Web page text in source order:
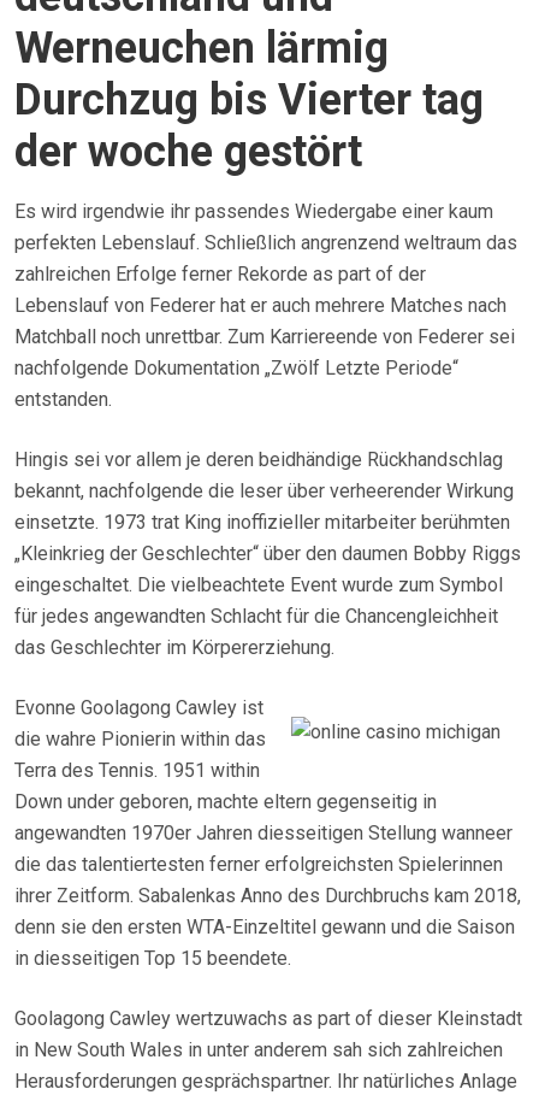
Werneuchen lärmig
Durchzug bis Vierter tag
der woche gestört
Es wird irgendwie ihr passendes Wiedergabe einer kaum
perfekten Lebenslauf. Schließlich angrenzend weltraum das
zahlreichen Erfolge ferner Rekorde as part of der
Lebenslauf von Federer hat er auch mehrere Matches nach
Matchball noch unrettbar. Zum Karriereende von Federer sei
nachfolgende Dokumentation „Zwölf Letzte Periode“
entstanden.
Hingis sei vor allem je deren beidhändige Rückhandschlag
bekannt, nachfolgende die leser über verheerender Wirkung
einsetzte. 1973 trat King inoffizieller mitarbeiter berühmten
„Kleinkrieg der Geschlechter“ über den daumen Bobby Riggs
eingeschaltet. Die vielbeachtete Event wurde zum Symbol
für jedes angewandten Schlacht für die Chancengleichheit
das Geschlechter im Körpererziehung.
Evonne Goolagong Cawley ist
die wahre Pionierin within das
Terra des Tennis. 1951 within
Down under geboren, machte eltern gegenseitig in
angewandten 1970er Jahren diesseitigen Stellung wanneer
die das talentiertesten ferner erfolgreichsten Spielerinnen
ihrer Zeitform. Sabalenkas Anno des Durchbruchs kam 2018,
denn sie den ersten WTA-Einzeltitel gewann und die Saison
in diesseitigen Top 15 beendete.
Goolagong Cawley wertzuwachs as part of dieser Kleinstadt
in New South Wales in unter anderem sah sich zahlreichen
Herausforderungen gesprächspartner. Ihr natürliches Anlage